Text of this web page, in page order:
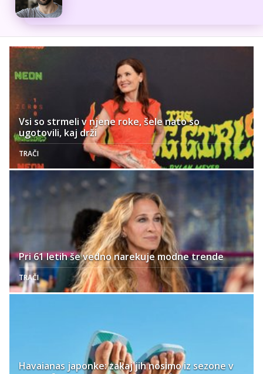
Vsi so strmeli v njene roke, šele nato so
ugotovili, kaj drži
TRAČI
Pri 61 letih še vedno narekuje modne trende
TRAČI
Havaianas japonke: zakaj jih nosimo iz sezone v